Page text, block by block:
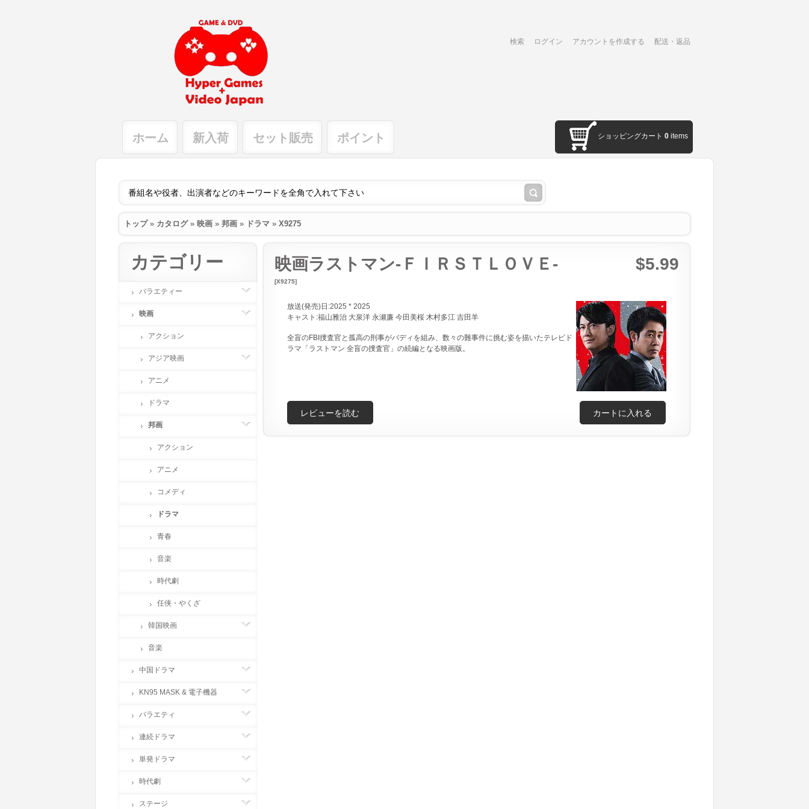
検索 ログイン アカウントを作成する 配送・返品
ホーム 新入荷 セット販売 ポイント ショッピングカート 0 items
トップ» カタログ» 映画 » 邦画 » ドラマ » X9275
$5.99
映画ラストマン-ＦＩＲＳＴＬＯＶＥ-
[X9275]
放送(発売)日:2025 * 2025
キャスト:福山雅治 大泉洋 永瀬廉 今田美桜 木村多江 吉田羊
全盲のFBI捜査官と孤高の刑事がバディを組み、数々の難事件に挑む姿を描いたテレビド
ラマ「ラストマン 全盲の捜査官」の続編となる映画版。
カートに入れる
レビューを読む
カテゴリー
バラエティー
映画
アクション
アジア映画
アニメ
ドラマ
邦画
アクション
アニメ
コメディ
ドラマ
青春
音楽
時代劇
任侠・やくざ
韓国映画
音楽
中国ドラマ
KN95 MASK & 電子機器
バラエティ
連続ドラマ
単発ドラマ
時代劇
ステージ